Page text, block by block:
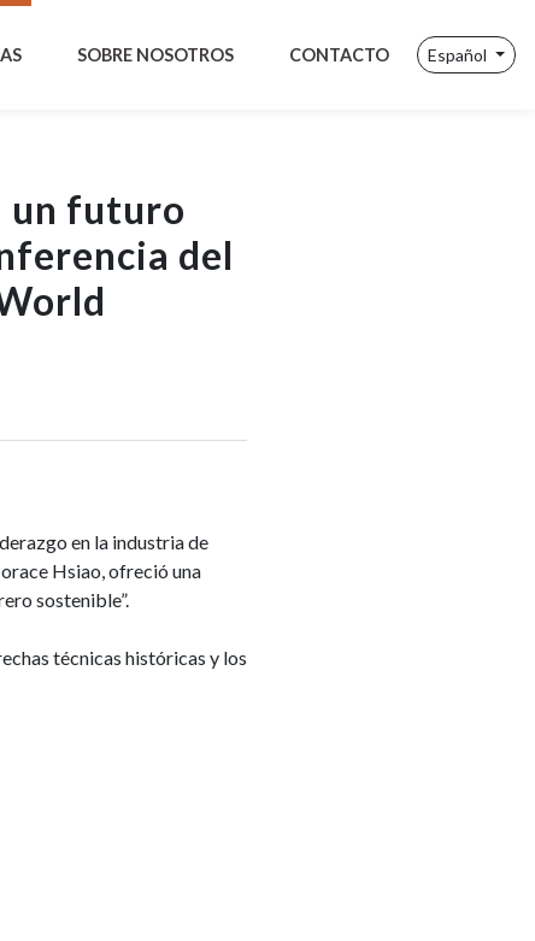
SOBRE NOSOTROS CONTACTO Español
un futuro
del
en la industria de
Hsiao, ofreció una
sostenible”.
técnicas históricas y los